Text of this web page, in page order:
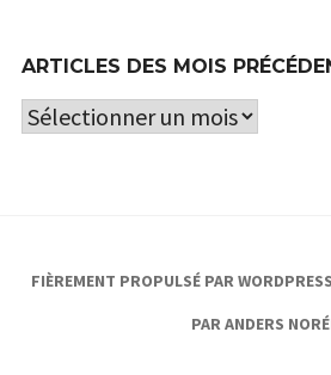
ARTICLES DES MOIS
Articles
FIÈREMENT PROPULSÉ PAR WORDPRESS
PARANDERS